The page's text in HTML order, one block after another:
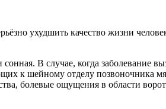
ухудшить качество жизни
В случае, когда заболевание
к шейному отделу позвоночника
болевые ощущения в области